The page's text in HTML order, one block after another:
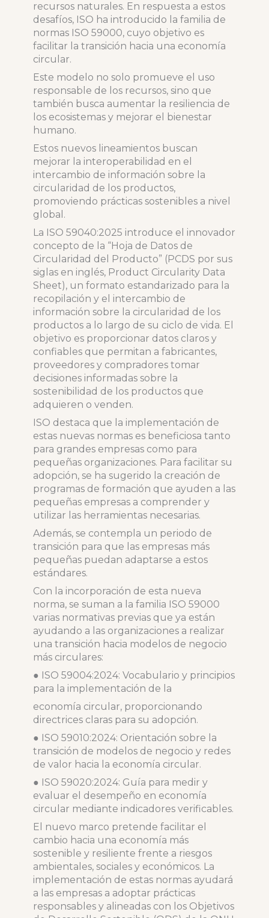
recursos naturales. En respuesta a estos
desafíos, ISO ha introducido la familia de
normas ISO 59000, cuyo objetivo es
facilitar la transición hacia una economía
circular.
Este modelo no solo promueve el uso
responsable de los recursos, sino que
también busca aumentar la resiliencia de
los ecosistemas y mejorar el bienestar
humano.
Estos nuevos lineamientos buscan
mejorar la interoperabilidad en el
intercambio de información sobre la
circularidad de los productos,
promoviendo prácticas sostenibles a nivel
global.
La ISO 59040:2025 introduce el innovador
concepto de la “Hoja de Datos de
Circularidad del Producto” (PCDS por sus
siglas en inglés, Product Circularity Data
Sheet), un formato estandarizado para la
recopilación y el intercambio de
información sobre la circularidad de los
productos a lo largo de su ciclo de vida. El
objetivo es proporcionar datos claros y
confiables que permitan a fabricantes,
proveedores y compradores tomar
decisiones informadas sobre la
sostenibilidad de los productos que
adquieren o venden.
ISO destaca que la implementación de
estas nuevas normas es beneficiosa tanto
para grandes empresas como para
pequeñas organizaciones. Para facilitar su
adopción, se ha sugerido la creación de
programas de formación que ayuden a las
pequeñas empresas a comprender y
utilizar las herramientas necesarias.
Además, se contempla un periodo de
transición para que las empresas más
pequeñas puedan adaptarse a estos
estándares.
Con la incorporación de esta nueva
norma, se suman a la familia ISO 59000
varias normativas previas que ya están
ayudando a las organizaciones a realizar
una transición hacia modelos de negocio
más circulares:
● ISO 59004:2024: Vocabulario y principios
para la implementación de la
economía circular, proporcionando
directrices claras para su adopción.
● ISO 59010:2024: Orientación sobre la
transición de modelos de negocio y redes
de valor hacia la economía circular.
● ISO 59020:2024: Guía para medir y
evaluar el desempeño en economía
circular mediante indicadores verificables.
El nuevo marco pretende facilitar el
cambio hacia una economía más
sostenible y resiliente frente a riesgos
ambientales, sociales y económicos. La
implementación de estas normas ayudará
a las empresas a adoptar prácticas
responsables y alineadas con los Objetivos